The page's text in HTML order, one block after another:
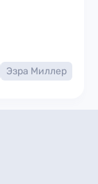
Эзра Миллер